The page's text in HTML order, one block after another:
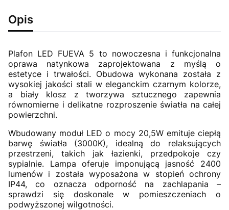
Opis
Plafon LED FUEVA 5 to nowoczesna i funkcjonalna
oprawa natynkowa zaprojektowana z myślą o
estetyce i trwałości. Obudowa wykonana została z
wysokiej jakości stali w eleganckim czarnym kolorze,
a biały klosz z tworzywa sztucznego zapewnia
równomierne i delikatne rozproszenie światła na całej
powierzchni.
Wbudowany moduł LED o mocy 20,5W emituje ciepłą
barwę światła (3000K), idealną do relaksujących
przestrzeni, takich jak łazienki, przedpokoje czy
sypialnie. Lampa oferuje imponującą jasność 2400
lumenów i została wyposażona w stopień ochrony
IP44, co oznacza odporność na zachlapania –
sprawdzi się doskonale w pomieszczeniach o
podwyższonej wilgotności.